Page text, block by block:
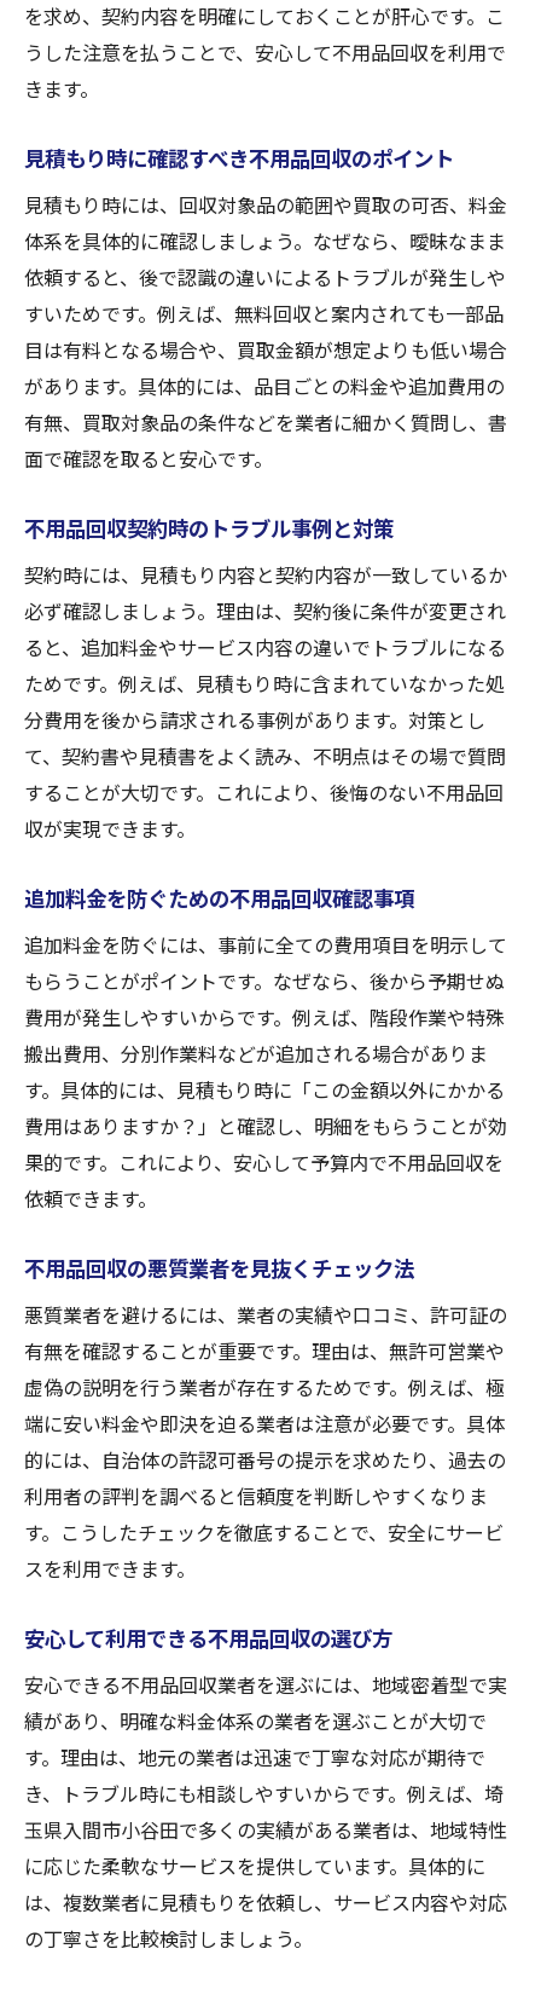
を求め、契約内容を明確にしておくことが肝心です。こ
うした注意を払うことで、安心して不用品回収を利用で
きます。
見積もり時に確認すべき不用品回収のポイント
見積もり時には、回収対象品の範囲や買取の可否、料金
体系を具体的に確認しましょう。なぜなら、曖昧なまま
依頼すると、後で認識の違いによるトラブルが発生しや
すいためです。例えば、無料回収と案内されても一部品
目は有料となる場合や、買取金額が想定よりも低い場合
があります。具体的には、品目ごとの料金や追加費用の
有無、買取対象品の条件などを業者に細かく質問し、書
面で確認を取ると安心です。
不用品回収契約時のトラブル事例と対策
契約時には、見積もり内容と契約内容が一致しているか
必ず確認しましょう。理由は、契約後に条件が変更され
ると、追加料金やサービス内容の違いでトラブルになる
ためです。例えば、見積もり時に含まれていなかった処
分費用を後から請求される事例があります。対策とし
て、契約書や見積書をよく読み、不明点はその場で質問
することが大切です。これにより、後悔のない不用品回
収が実現できます。
追加料金を防ぐための不用品回収確認事項
追加料金を防ぐには、事前に全ての費用項目を明示して
もらうことがポイントです。なぜなら、後から予期せぬ
費用が発生しやすいからです。例えば、階段作業や特殊
搬出費用、分別作業料などが追加される場合がありま
す。具体的には、見積もり時に「この金額以外にかかる
費用はありますか？」と確認し、明細をもらうことが効
果的です。これにより、安心して予算内で不用品回収を
依頼できます。
不用品回収の悪質業者を見抜くチェック法
悪質業者を避けるには、業者の実績や口コミ、許可証の
有無を確認することが重要です。理由は、無許可営業や
虚偽の説明を行う業者が存在するためです。例えば、極
端に安い料金や即決を迫る業者は注意が必要です。具体
的には、自治体の許認可番号の提示を求めたり、過去の
利用者の評判を調べると信頼度を判断しやすくなりま
す。こうしたチェックを徹底することで、安全にサービ
スを利用できます。
安心して利用できる不用品回収の選び方
安心できる不用品回収業者を選ぶには、地域密着型で実
績があり、明確な料金体系の業者を選ぶことが大切で
す。理由は、地元の業者は迅速で丁寧な対応が期待で
き、トラブル時にも相談しやすいからです。例えば、埼
玉県入間市小谷田で多くの実績がある業者は、地域特性
に応じた柔軟なサービスを提供しています。具体的に
は、複数業者に見積もりを依頼し、サービス内容や対応
の丁寧さを比較検討しましょう。